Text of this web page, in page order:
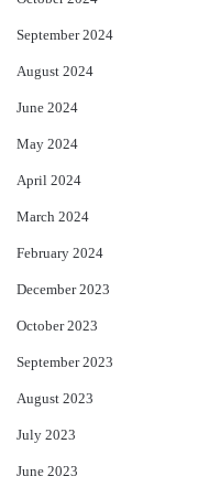
September 2024
August 2024
June 2024
May 2024
April 2024
March 2024
February 2024
December 2023
October 2023
September 2023
August 2023
July 2023
June 2023